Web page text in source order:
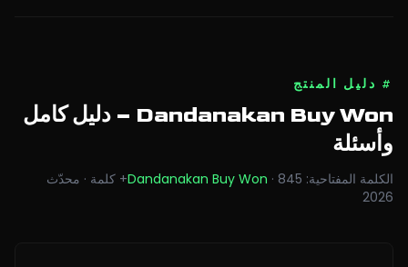
# دليل المنتج
Dandanakan Buy Won – دليل كامل
وأسئلة
الكلمة المفتاحية:
Dandanakan Buy Won · 845
+ كلمة · محدّث
2026